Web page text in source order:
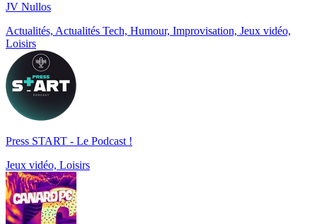
JV Nullos
Actualités, Actualités Tech, Humour, Improvisation, Jeux vidéo,
Loisirs
Press START - Le Podcast !
Jeux vidéo, Loisirs